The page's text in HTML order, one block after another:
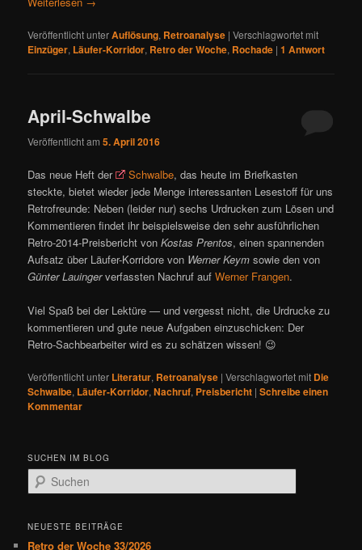
Veröffentlicht unterAuflösung, Retroanalyse |Verschlagwortet mit
Einzüger, Läufer-Korridor, Retro der Woche, Rochade |1 Antwort
April-Schwalbe
Veröffentlicht am5. April 2016
Das neue Heft der Schwalbe, das heute im Briefkasten
steckte, bietet wieder jede Menge interessanten Lesestoff für uns
Retrofreunde: Neben (leider nur) sechs Urdrucken zum Lösen und
Kommentieren findet ihr beispielsweise den sehr ausführlichen
Retro-2014-Preisbericht vonKostas Prentos, einen spannenden
Aufsatz über Läufer-Korridore von Werner Keym sowie den von
Günter Lauingerverfassten Nachruf aufWerner Frangen.
Viel Spaß bei der Lektüre — und vergesst nicht, die Urdrucke zu
kommentieren und gute neue Aufgaben einzuschicken: Der
Retro-Sachbearbeiter wird es zu schätzen wissen! 😉
Veröffentlicht unter Literatur, Retroanalyse |Verschlagwortet mit Die
Schwalbe, Läufer-Korridor,Nachruf, Preisbericht |Schreibe einen
Kommentar
SUCHEN IM BLOG
u
h
NEUESTE BEITRÄGE
Retro der Woche 33/2026